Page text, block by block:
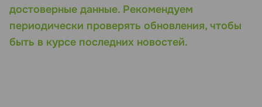
достоверные данные. Рекомендуем
периодически проверять обновления, чтобы
быть в курсе последних новостей.